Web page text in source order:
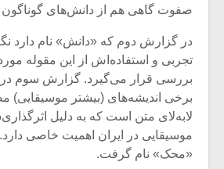
صفوت گاهی هم از دانش‌های
در گزارش دوم که «دانش» نام دارد
تجربی و استفاده‌اش از این مقوله
بررسی قرار می‌گیرد. گزارش سوم
برخی اندیشه‌های (بیشتر موسیقایی)
لابه‌لای متن است که به دلیل
موسیقایی در ایران اهمیت خاصی
«محک» نام گرفت.